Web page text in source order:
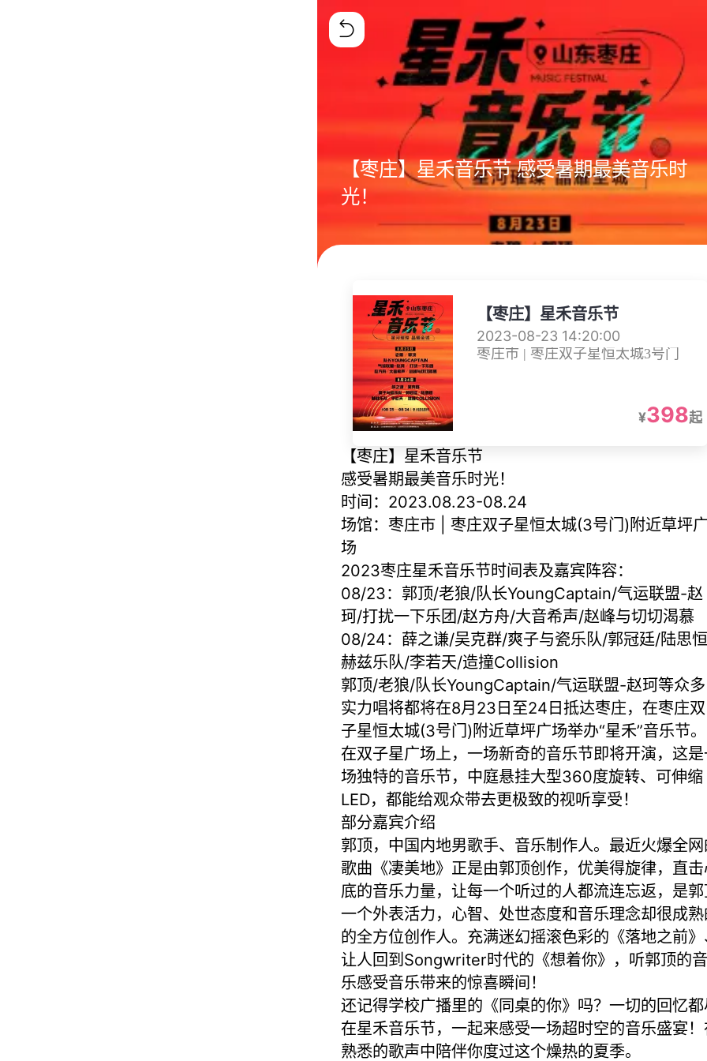
【枣庄】星禾音乐节 感受暑期最美音乐时
光！
【枣庄】星禾音乐节
2023-08-23 14:20:00
枣庄市 | 枣庄双子星恒太城3号门
¥398起
【枣庄】星禾音乐节
感受暑期最美音乐时光！
时间：2023.08.23-08.24
场馆：枣庄市 | 枣庄双子星恒太城(3号门)附近草坪
场
2023枣庄星禾音乐节时间表及嘉宾阵容：
08/23：郭顶/老狼/队长YoungCaptain/气运联盟-赵
珂/打扰一下乐团/赵方舟/大音希声/赵峰与切切渴慕
08/24：薛之谦/吴克群/爽子与瓷乐队/郭冠廷/陆思
赫兹乐队/李若天/造撞Collision
郭顶/老狼/队长YoungCaptain/气运联盟-赵珂等众多
实力唱将都将在8月23日至24日抵达枣庄，在枣庄双
子星恒太城(3号门)附近草坪广场举办“星禾”音乐节。
在双子星广场上，一场新奇的音乐节即将开演，这
场独特的音乐节，中庭悬挂大型360度旋转、可伸缩
LED，都能给观众带去更极致的视听享受！
部分嘉宾介绍
郭顶，中国内地男歌手、音乐制作人。最近火爆全
歌曲《凄美地》正是由郭顶创作，优美得旋律，直
底的音乐力量，让每一个听过的人都流连忘返，是
一个外表活力，心智、处世态度和音乐理念却很成
的全方位创作人。充满迷幻摇滚色彩的《落地之前
让人回到Songwriter时代的《想着你》，听郭顶的音
乐感受音乐带来的惊喜瞬间！
还记得学校广播里的《同桌的你》吗？一切的回忆
在星禾音乐节，一起来感受一场超时空的音乐盛宴
熟悉的歌声中陪伴你度过这个燥热的夏季。